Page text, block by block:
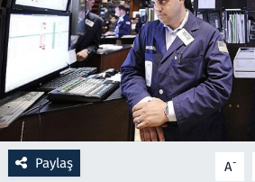
Paylaş A-
Rüya Tabirleri
Sağlık
Savunma Sanayi
Seçim 2023